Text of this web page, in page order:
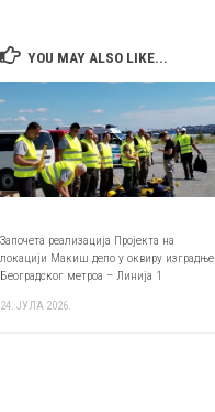
YOU MAY ALSO LIKE...
Започета реализација Пројекта на
локацији Макиш депо у оквиру изградње
Београдског метроа – Линија 1
24. ЈУЛА 2026.